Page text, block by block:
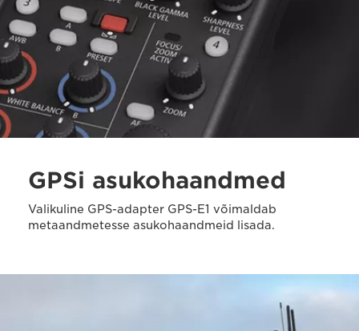
GPSi asukohaandmed
Valikuline GPS-adapter GPS-E1 võimaldab
metaandmetesse asukohaandmeid lisada.